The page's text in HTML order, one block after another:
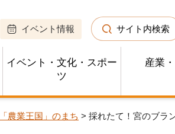
イベント情報 サイト内検索
イベント・文化・スポー
ツ
産業
「農業王国」のまち > 採れたて！宮のブラ